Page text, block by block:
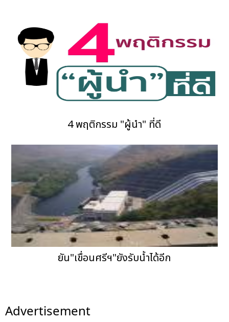
4 พฤติกรรม "ผู้นำ" ที่ดี
ยัน"เขื่อนศรีฯ"ยังรับน้ำได้อีก
Advertisement